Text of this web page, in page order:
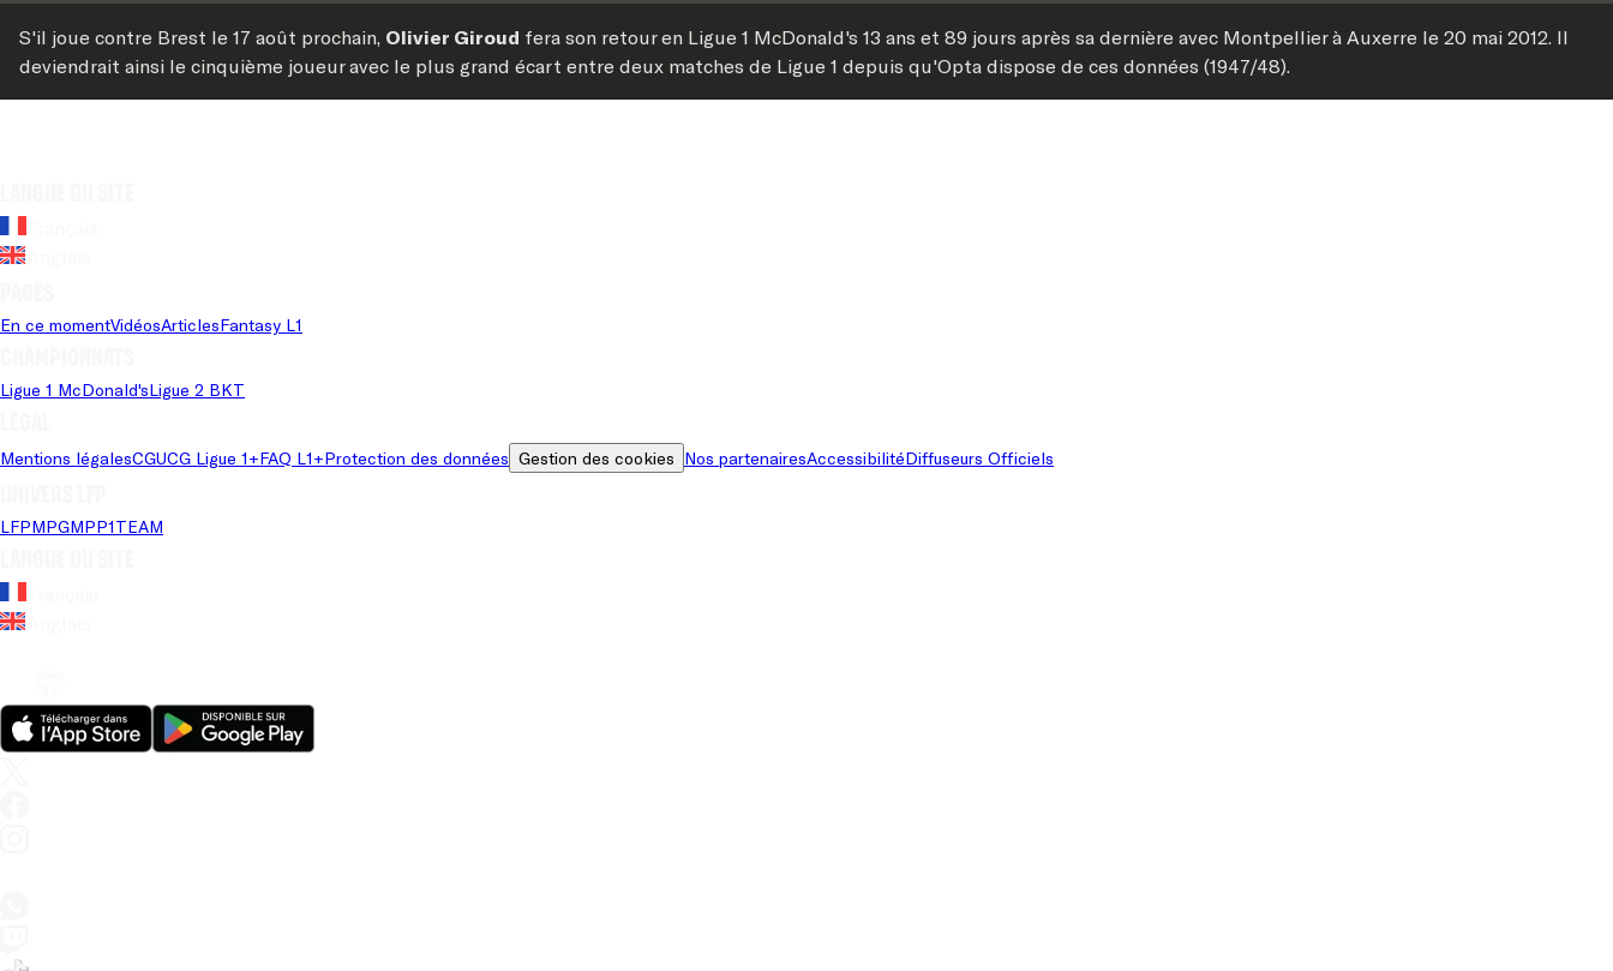
S'il joue contre Brest le 17 août prochain, Olivier Giroud fera son retour en Ligue 1 McDonald's 13 ans et 89 jours après sa dernière avec Montpellier à Auxerre le 20 mai 2012. Il
deviendrait ainsi le cinquième joueur avec le plus grand écart entre deux matches de Ligue 1 depuis qu'Opta dispose de ces données (1947/48).
En ce momentVidéosArticlesFantasy L1
Ligue 1 McDonald'sLigue 2 BKT
Mentions légalesCGUCG Ligue 1+FAQ L1+Protection des données Gestion des cookies Nos partenairesAccessibilitéDiffuseurs Officiels
LFPMPGMPP1TEAM